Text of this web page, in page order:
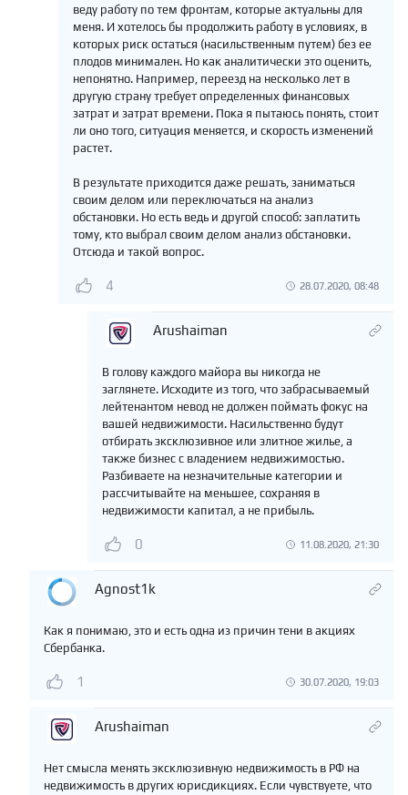
веду работу по тем фронтам, которые актуальны для
меня. И хотелось бы продолжить работу в условиях, в
которых риск остаться (насильственным путем) без ее
плодов минимален. Но как аналитически это оценить,
непонятно. Например, переезд на несколько лет в
другую страну требует определенных финансовых
затрат и затрат времени. Пока я пытаюсь понять, стоит
ли оно того, ситуация меняется, и скорость изменений
растет.
В результате приходится даже решать, заниматься
своим делом или переключаться на анализ
обстановки. Но есть ведь и другой способ: заплатить
тому, кто выбрал своим делом анализ обстановки.
Отсюда и такой вопрос.
4 28.07.2020, 08:48
Arushaiman
В голову каждого майора вы никогда не
заглянете. Исходите из того, что забрасываемый
лейтенантом невод не должен поймать фокус на
вашей недвижимости. Насильственно будут
отбирать эксклюзивное или элитное жилье, а
также бизнес с владением недвижимостью.
Разбиваете на незначительные категории и
рассчитывайте на меньшее, сохраняя в
недвижимости капитал, а не прибыль.
0 11.08.2020, 21:30
Agnost1k
Как я понимаю, это и есть одна из причин тени в акциях
Сбербанка.
1 30.07.2020, 19:03
Arushaiman
Нет смысла менять эксклюзивную недвижимость в РФ на
недвижимость в других юрисдикциях. Если чувствуете, что